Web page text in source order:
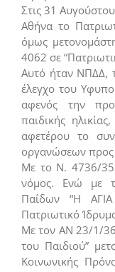
Στις 31
Αθήνα το
όμως
4062 σε
Αυτό ήταν ΝΠΔΔ,
έλεγχο του
αφενός την
παιδικής
αφετέρου το
οργανώσεων προς
Με το Ν. 4736/
νόμος. Ενώ με
Παίδων “Η
Πατριωτικό
Με τον ΑΝ 23/1/36
του Παιδιού”
Κοινωνικής